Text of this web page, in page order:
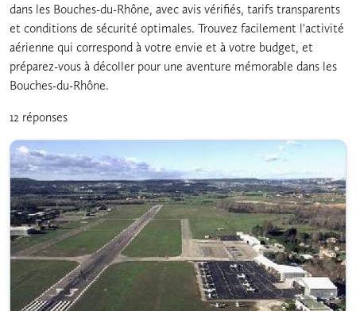
dans les Bouches-du-Rhône, avec avis vérifiés, tarifs transparents
et conditions de sécurité optimales. Trouvez facilement l'activité
aérienne qui correspond à votre envie et à votre budget, et
préparez-vous à décoller pour une aventure mémorable dans les
Bouches-du-Rhône.
12 réponses